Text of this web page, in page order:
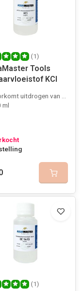
(1)
Tools
KCI
uitdrogen van elektroden
ml
(1)